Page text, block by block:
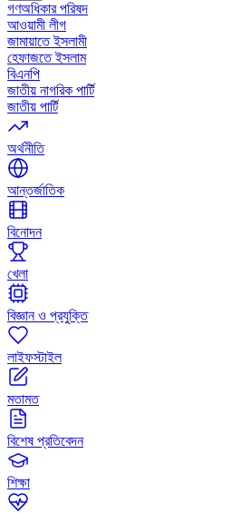
গণঅধিকার পরিষদ
আওয়ামী লীগ
জামায়াতে ইসলামী
হেফাজতে ইসলাম
বিএনপি
জাতীয় নাগরিক পার্টি
জাতীয় পার্টি
অর্থনীতি
আন্তর্জাতিক
বিনোদন
খেলা
বিজ্ঞান ও প্রযুক্তি
লাইফস্টাইল
মতামত
বিশেষ প্রতিবেদন
শিক্ষা